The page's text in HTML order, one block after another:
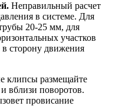
Неправильный расчет
в системе. Для
20-25 мм, для
участков
в сторону движения
клипсы размещайте
вблизи поворотов.
провисание